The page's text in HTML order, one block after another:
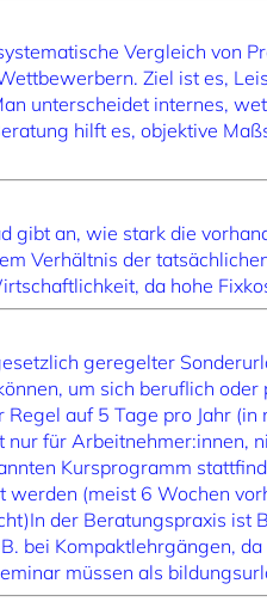
Vergleich von
Ziel ist es,
unterscheidet internes,
hilft es, objektive
gibt an, wie stark die
Verhältnis der
da hohe
geregelter
um sich beruflich
auf 5 Tage pro Jahr
für Arbeitnehmer:innen,
Kursprogramm
(meist 6 Wochen
der Beratungspraxis
bei Kompaktlehrgängen,
müssen als